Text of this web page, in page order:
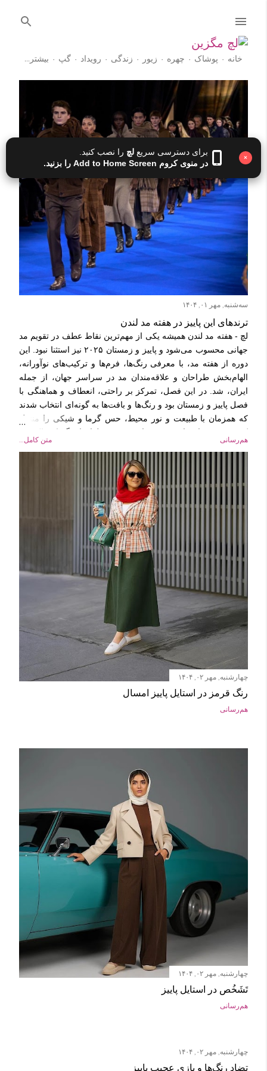
خانه پوشاک چهره زیور زندگی رویداد گپ
‏بیشتر…
ت‌
ا
سه‌شنبه, مهر ۰۱, ۱۴۰۴
ترندهای این پاییز در هفته مد لندن
لچ - هفته مد لندن همیشه یکی از مهم‌ترین نقاط عطف در تقویم مد
جهانی محسوب می‌شود و پاییز و زمستان ۲۰۲۵ نیز استثنا نبود. این
دوره از هفته مد، با معرفی رنگ‌ها، فرم‌ها و ترکیب‌های نوآورانه،
الهام‌بخش طراحان و علاقه‌مندان مد در سراسر جهان، از جمله
ایران، شد. در این فصل، تمرکز بر راحتی، انعطاف و هماهنگی با
فصل پاییز و زمستان بود و رنگ‌ها و بافت‌ها به گونه‌ای انتخاب شدند
که همزمان با طبیعت و نور محیط، حس گرما و شیکی را منتقل
کنند. در ترندهای پاییز و زمستان ۲۰۲۵، شلوارهای گشاد، پالتوهای
بلند و بافت‌های ضخیم همچنان جایگاه ویژه‌ای داشتند. طراحان با
تاکید بر راحتی و حرکت آزاد، فرم‌ها را گشاد و نرم طراحی کردند و
رنگ‌های گرم و طبیعی مانند قهوه‌ای، زیتونی، خردلی و خاکی را به
کار بردند. این انتخاب‌ها به هماهنگی با نور کوتاه روزهای پاییزی و
زمستانی کمک می‌کند و حس حضور در محیط شهری و طبیعی را
تقویت می‌کند. علاوه بر فرم و رنگ، توجه ویژه‌ای به بافت پارچه‌ها
و جزئیات طراحی نیز شده بود تا استایل‌ها علاوه بر زیبایی، کاربردی
و قابل استفاده روزمره باشند. زیورآلات و اکسسوری‌ها د...
هم‌رسانی متن کامل…
چهارشنبه, مهر ۰۲, ۱۴۰۴
رنگ قرمز در استایل پاییز امسال
هم‌رسانی
چهارشنبه, مهر ۰۲, ۱۴۰۴
تَشَخُص در استایل پاییز
هم‌رسانی
چهارشنبه, مهر ۰۲, ۱۴۰۴
تضاد رنگ‌ها و بازی عجیب پاییز
×
برای دسترسی سریع لچ را نصب کنید.
در منوی کروم Add to Home Screen را بزنید.